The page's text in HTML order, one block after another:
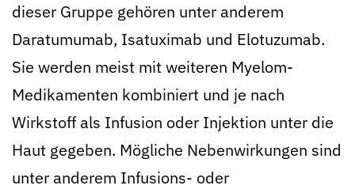
dieser Gruppe gehören unter anderem
Daratumumab, Isatuximab und Elotuzumab.
Sie werden meist mit weiteren Myelom-
Medikamenten kombiniert und je nach
Wirkstoff als Infusion oder Injektion unter die
Haut gegeben. Mögliche Nebenwirkungen sind
unter anderem Infusions- oder